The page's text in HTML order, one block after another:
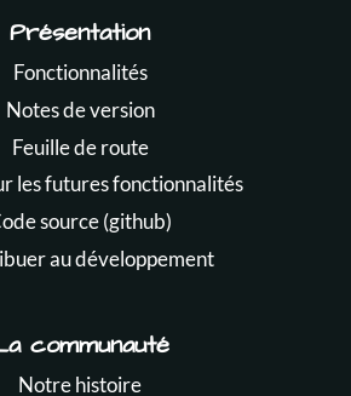
Présentation
Fonctionnalités
Notes de version
Feuille de route
les futures fonctionnalités
source (github)
au développement
communauté
Notre histoire